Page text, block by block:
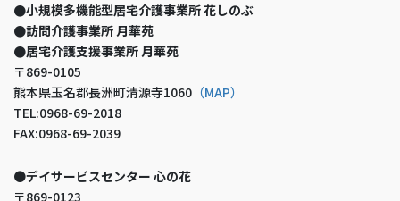
●小規模多機能型居宅介護事業所 花しのぶ
●訪問介護事業所 月華苑
●居宅介護支援事業所 月華苑
〒869-0105
熊本県玉名郡長洲町清源寺1060 （MAP）
TEL:0968-69-2018
FAX:0968-69-2039
●デイサービスセンター 心の花
〒869-0123